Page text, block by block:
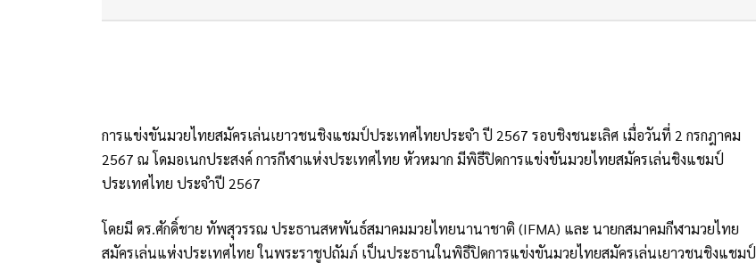
การแข่งขันมวยไทยสมัครเล่นเยาวชนชิงแชมป์ประเทศไทยประจำ ปี 2567 รอบชิงชนะเลิศ เมื่อวันที่ 2 กรกฎาคม
2567 ณ โดมอเนกประสงค์ การกีฬาแห่งประเทศไทย หัวหมาก มีพิธีปิดการแข่งขันมวยไทยสมัครเล่นชิงแชมป์
ประเทศไทย ประจำปี 2567
โดยมี ดร.ศักดิ์ชาย ทัพสุวรรณ ประธานสหพันธ์สมาคมมวยไทยนานาชาติ (IFMA) และ นายกสมาคมกีฬามวยไทย
สมัครเล่นแห่งประเทศไทย ในพระราชูปถัมภ์ เป็นประธานในพิธีปิดการแข่งขันมวยไทยสมัครเล่นเยาวชนชิงแชมป์